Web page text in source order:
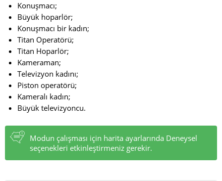
Konuşmacı;
Büyük hoparlör;
Konuşmacı bir kadın;
Titan Operatörü;
Titan Hoparlör;
Kameraman;
Televizyon kadını;
Piston operatörü;
Kameralı kadın;
Büyük televizyoncu.
Modun çalışması için harita ayarlarında Deneysel
seçenekleri etkinleştirmeniz gerekir.